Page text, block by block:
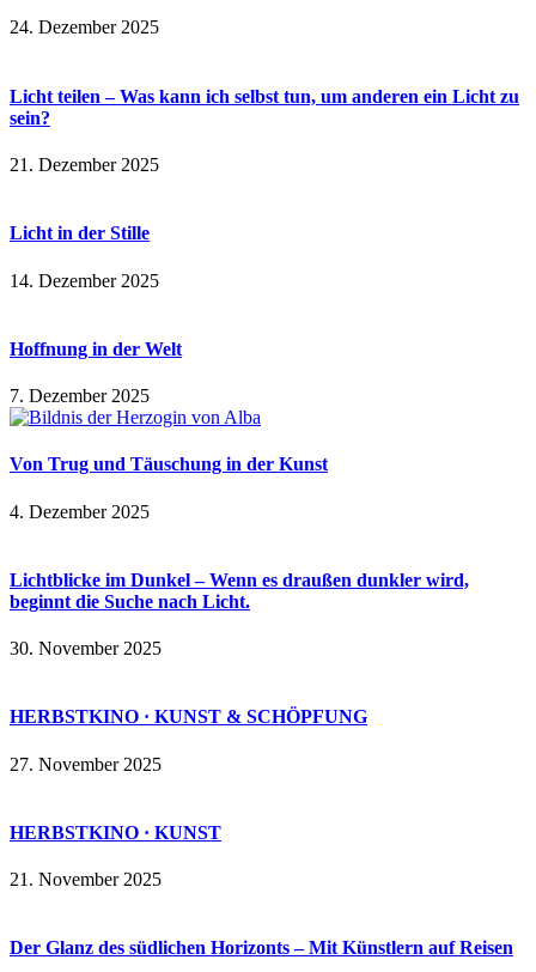
24. Dezember 2025
Licht teilen – Was kann ich selbst tun, um anderen ein Licht zu
sein?
21. Dezember 2025
Licht in der Stille
14. Dezember 2025
Hoffnung in der Welt
7. Dezember 2025
Von Trug und Täuschung in der Kunst
4. Dezember 2025
Lichtblicke im Dunkel – Wenn es draußen dunkler wird,
beginnt die Suche nach Licht.
30. November 2025
HERBSTKINO · KUNST & SCHÖPFUNG
27. November 2025
HERBSTKINO · KUNST
21. November 2025
Der Glanz des südlichen Horizonts – Mit Künstlern auf Reisen